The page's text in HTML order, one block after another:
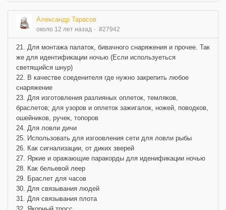
Александр Тарасов
около 12 лет назад #27942
21. Для монтажа палаток, бивачного снаряжения и прочее. Так
же для идентификации ночью (Если используеться
светящийся шнур)
22. В качестве соеденителя где нужно закрепить любое
снаряжение
23. Для изготовления разлияных оплеток, темляков,
браслетов; для узоров и оплеток зажигалок, ножей, поводков,
ошейников, ручек, топоров
24. Для ловли дичи
25. Использовать для изгоовления сети для ловли рыбы
26. Как сигнализации, от диких зверей
27. Яркие и оражающие паракорды для иденификации ночью
28. Как бельевой леер
29. Браслет для часов
30. Для связывания людей
31. Для связывания плота